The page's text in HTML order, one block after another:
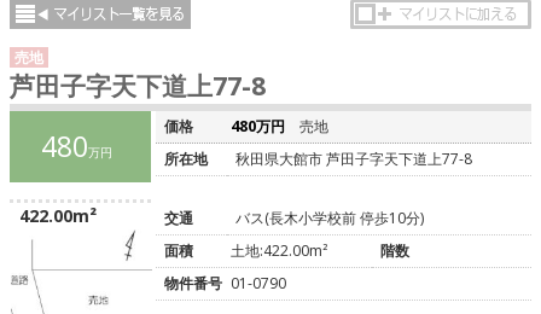
売地
芦田子字天下道上77-8
480万円
422.00m²
価格 480万円
売地
所在地
秋田県大館市 芦田子字天下道上77-8
交通
バス(長木小学校前 停歩10分)
面積
土地:422.00m²
階数
物件番号 01-0790